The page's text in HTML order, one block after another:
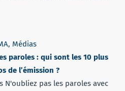
, Médias
paroles : qui sont les 10 plus
de l’émission ?
N'oubliez pas les paroles avec